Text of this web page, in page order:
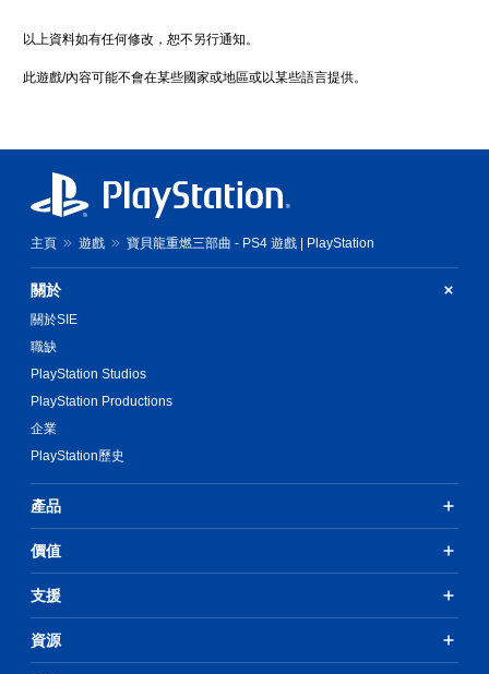
以上資料如有任何修改，恕不另行通知。
此遊戲/內容可能不會在某些國家或地區或以某些語言提供。
主頁 遊戲 寶貝龍重燃三部曲 - PS4 遊戲 | PlayStation
關於
關於SIE
職缺
PlayStation Studios
PlayStation Productions
企業
PlayStation歷史
產品
價值
支援
資源